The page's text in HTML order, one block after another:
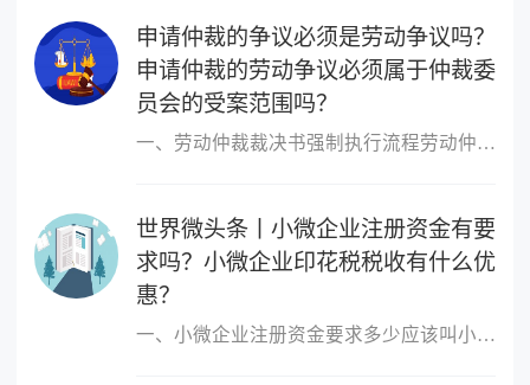
申请仲裁的争议必须是劳动争议吗？
申请仲裁的劳动争议必须属于仲裁委
员会的受案范围吗？
一、劳动仲裁裁决书强制执行流程劳动仲裁裁决书强制执行流程如下：1
世界微头条丨小微企业注册资金有要
求吗？小微企业印花税税收有什么优
惠？
一、小微企业注册资金要求多少应该叫小微企业，小微企业的概念跟注